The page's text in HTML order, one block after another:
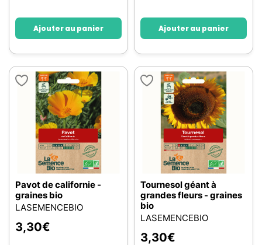
Ajouter au panier Ajouter au panier
Pavot de californie -
graines bio
LASEMENCEBIO
3,30€
Tournesol géant à
grandes fleurs - graines
bio
LASEMENCEBIO
3,30€